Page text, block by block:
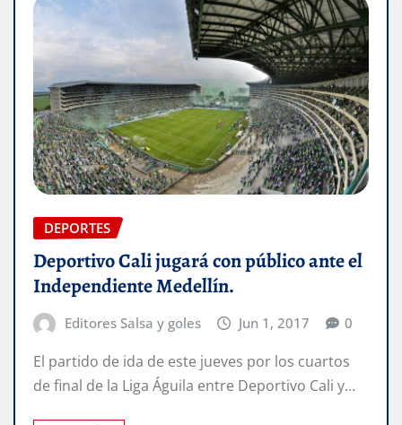
DEPORTES
Deportivo Cali jugará con público ante el
Independiente Medellín.
Editores Salsa y goles Jun 1, 2017 0
El partido de ida de este jueves por los cuartos
de final de la Liga Águila entre Deportivo Cali y…